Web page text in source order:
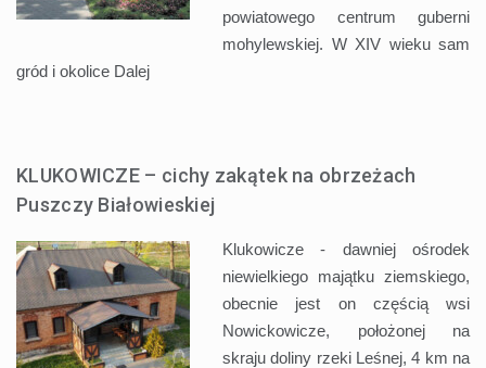
powiatowego centrum guberni
mohylewskiej. W XIV wieku sam
gród i okolice Dalej
KLUKOWICZE – cichy zakątek na obrzeżach
Puszczy Białowieskiej
Klukowicze - dawniej ośrodek
niewielkiego majątku ziemskiego,
obecnie jest on częścią wsi
Nowickowicze, położonej na
skraju doliny rzeki Leśnej, 4 km na